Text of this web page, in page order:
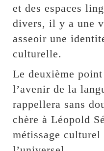
et des espaces
divers, il y a une
asseoir une
culturelle.
Le deuxième
l’avenir de la
rappellera sans
chère à Léopold
métissage